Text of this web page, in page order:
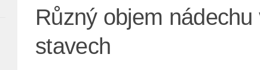
Různý objem nádechu
stavech